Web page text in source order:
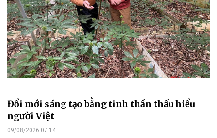
Đổi mới sáng tạo bằng tinh thần thấu hiểu
người Việt
09/08/2026 07:14